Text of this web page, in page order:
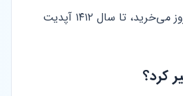
این یعنی گوشی که امروز می‌خرید، تا سال ۱۴۱۲ آپدیت
کرد؟